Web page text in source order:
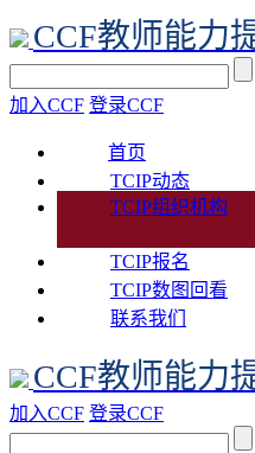
CCF教师能力
加入CCF 登录CCF
首页
TCIP动态
TCIP组织机构
TCIP报名
TCIP数图回看
联系我们
CCF教师能力
加入CCF 登录CCF